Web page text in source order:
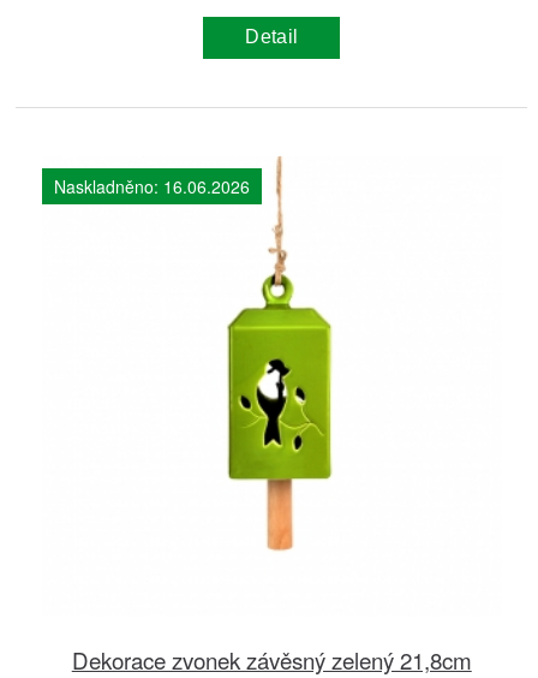
Detail
Naskladněno: 16.06.2026
Dekorace zvonek závěsný zelený 21,8cm